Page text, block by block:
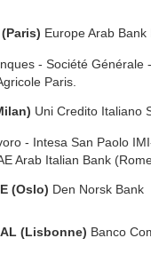
(Paris) Europe Arab Bank
‐ Société Générale
Paris.
Uni Credito Italiano
‐ Intesa San Paolo
Arab Italian Bank
(Oslo) Den Norsk Bank
(Lisbonne) Banco